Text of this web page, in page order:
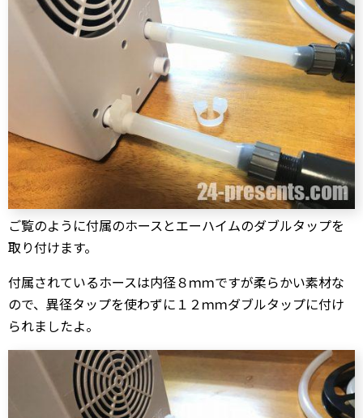
ご覧のように付属のホースとエーハイムのダブルタップを
取り付けます。
付属されているホースは内径８ｍｍですが柔らかい素材な
ので、異径タップを使わずに１２ｍｍダブルタップに付け
られましたよ。